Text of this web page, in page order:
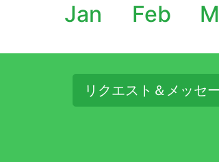
Jan
Feb
リクエスト＆メッセ